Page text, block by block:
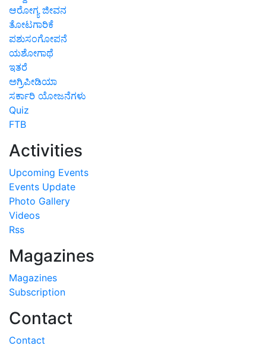
ಆರೋಗ್ಯ ಜೀವನ
ತೋಟಗಾರಿಕೆ
ಪಶುಸಂಗೋಪನೆ
ಯಶೋಗಾಥೆ
ಇತರೆ
ಅಗ್ರಿಪೀಡಿಯಾ
ಸರ್ಕಾರಿ ಯೋಜನೆಗಳು
Quiz
FTB
Activities
Upcoming Events
Events Update
Photo Gallery
Videos
Rss
Magazines
Magazines
Subscription
Contact
Contact